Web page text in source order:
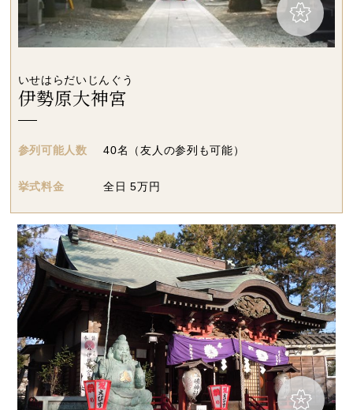
いせはらだいじんぐう
伊勢原大神宮
参列可能人数 40名（友人の参列も可能）
挙式料金 全日 5万円